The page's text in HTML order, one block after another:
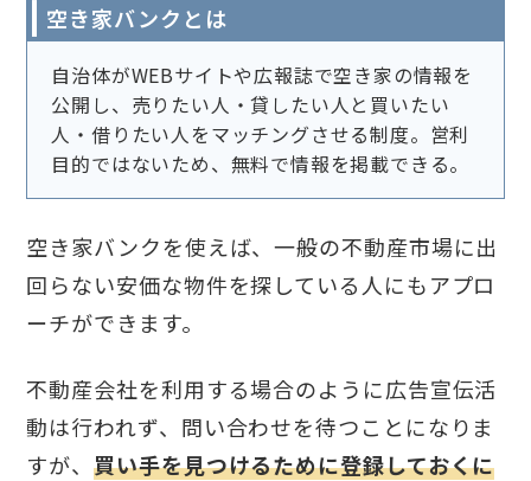
空き家バンクとは
自治体がWEBサイトや広報誌で空き家の情報を
公開し、売りたい人・貸したい人と買いたい
人・借りたい人をマッチングさせる制度。営利
目的ではないため、無料で情報を掲載できる。
空き家バンクを使えば、一般の不動産市場に出
回らない安価な物件を探している人にもアプロ
ーチができます。
不動産会社を利用する場合のように広告宣伝活
動は行われず、問い合わせを待つことになりま
すが、買い手を見つけるために登録しておくに